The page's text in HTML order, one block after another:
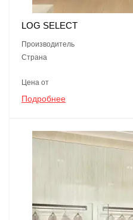
LOG SELECT
Производитель
Страна
Цена от
Подробнее